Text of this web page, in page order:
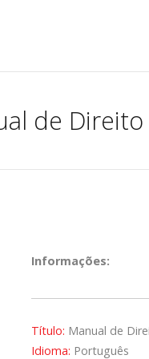
de
Informações:
Título: Manual de
Idioma: Português